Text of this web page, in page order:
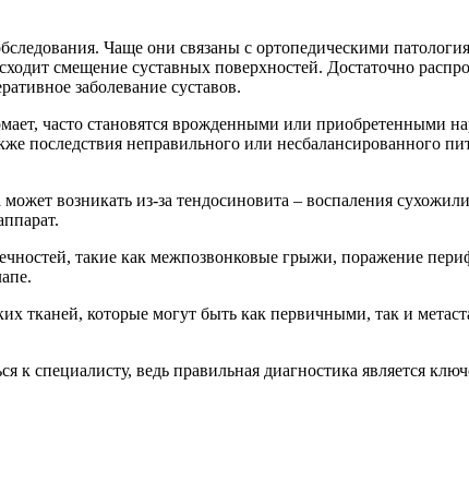
Чаще они связаны с ортопедическими
смещение суставных поверхностей. Достаточно
заболевание суставов.
часто становятся врожденными или приобретенными
последствия неправильного или несбалансированного
возникать из-за тендосиновита – воспаления
такие как межпозвонковые грыжи, поражение
тканей, которые могут быть как первичными, так и
к специалисту, ведь правильная диагностика является